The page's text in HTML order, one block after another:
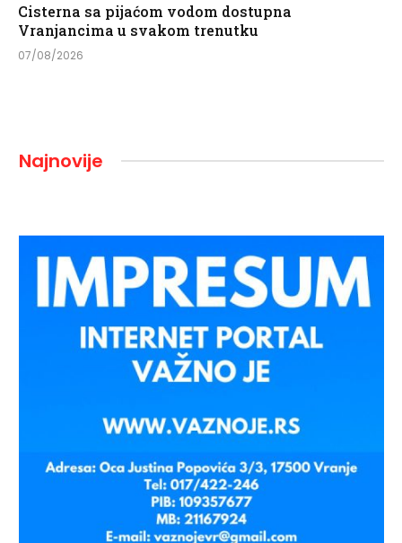
Cisterna sa pijaćom vodom dostupna
Vranjancima u svakom trenutku
07/08/2026
Najnovije